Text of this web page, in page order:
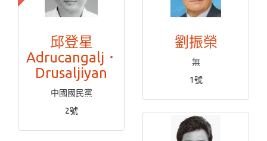
邱登星
Adrucangalj．
Drusaljiyan
中國國民黨
2號
劉振榮
無
1號